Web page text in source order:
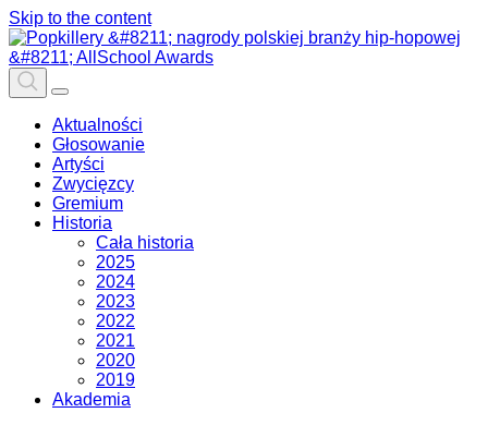
Skip to the content
Aktualności
Głosowanie
Artyści
Zwycięzcy
Gremium
Historia
Cała historia
2025
2024
2023
2022
2021
2020
2019
Akademia